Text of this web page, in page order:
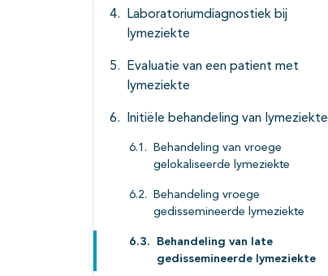
Laboratoriumdiagnostiek bij
lymeziekte
Evaluatie van een patient met
lymeziekte
Initiële behandeling van lymeziekte
Behandeling van vroege
gelokaliseerde lymeziekte
Behandeling vroege
gedissemineerde lymeziekte
Behandeling van late
gedissemineerde lymeziekte